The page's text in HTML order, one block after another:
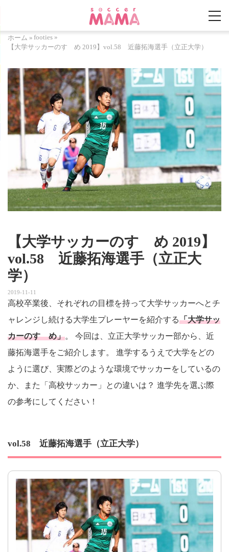
ホーム » footies »
【大学サッカーのすゝめ 2019】vol.58 近藤拓海選手（立正大学）
【大学サッカーのすゝめ 2019】
vol.58 近藤拓海選手（立正大
学）
2019-11-11
高校卒業後、それぞれの目標を持って大学サッカーへとチ
ャレンジし続ける大学生プレーヤーを紹介する「大学サッ
カーのすゝめ」。 今回は、立正大学サッカー部から、近
藤拓海選手をご紹介します。 進学するうえで大学をどの
ように選び、実際どのような環境でサッカーをしているの
か、また「高校サッカー」との違いは？ 進学先を選ぶ際
の参考にしてください！
vol.58 近藤拓海選手（立正大学）